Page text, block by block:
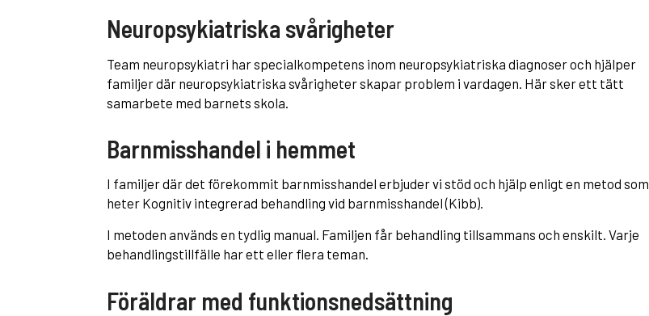
Neuropsykiatriska svårigheter
Team neuropsykiatri har specialkompetens inom neuropsykiatriska diagnoser och hjälper
familjer där neuropsykiatriska svårigheter skapar problem i vardagen. Här sker ett tätt
samarbete med barnets skola.
Barnmisshandel i hemmet
I familjer där det förekommit barnmisshandel erbjuder vi stöd och hjälp enligt en metod som
heter Kognitiv integrerad behandling vid barnmisshandel (Kibb).
I metoden används en tydlig manual. Familjen får behandling tillsammans och enskilt. Varje
behandlingstillfälle har ett eller flera teman.
Föräldrar med funktionsnedsättning